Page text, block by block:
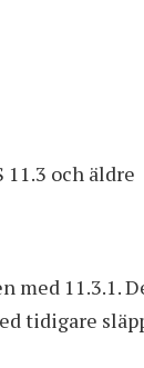
och äldre
11.3.1.
tidigare